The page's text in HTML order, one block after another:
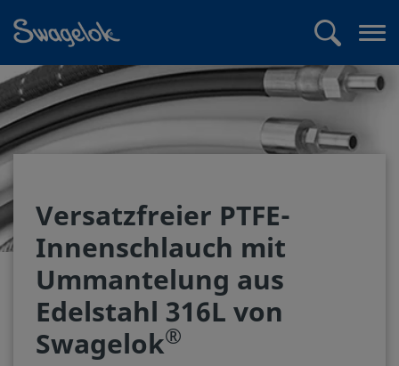
Versatzfreier PTFE-
Innenschlauch mit
Ummantelung aus
Edelstahl 316L von
Swagelok®